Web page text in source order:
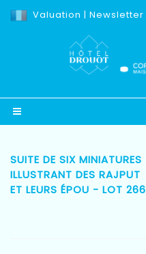
Valuation | Newsletter
SUITE DE SIX MINIATURES
ILLUSTRANT DES RAJPUT
ET LEURS ÉPOU - LOT 266